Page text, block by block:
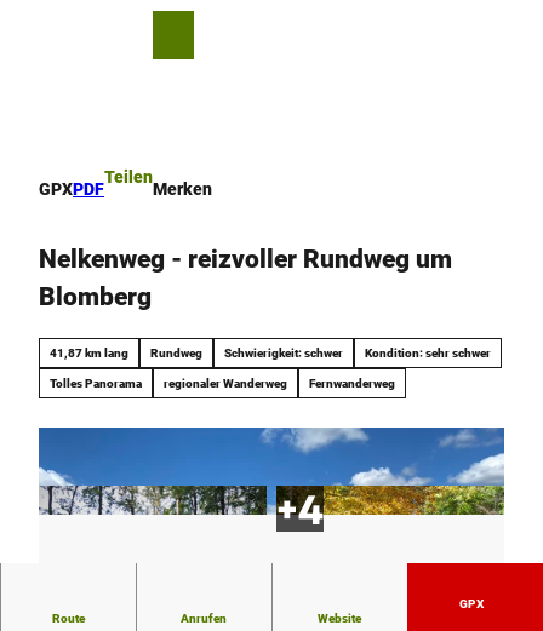
GPXPDF
Teilen
Merken
Nelkenweg - reizvoller Rundweg um
Blomberg
41,87 km lang Rundweg Schwierigkeit: schwer Kondition: sehr schwer
Tolles Panorama regionaler Wanderweg Fernwanderweg
Route Anrufen Website
GPX